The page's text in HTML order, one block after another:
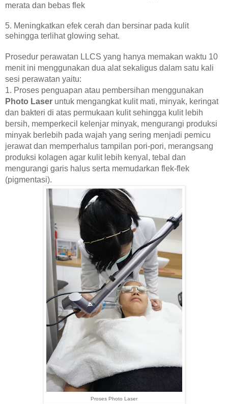
merata dan bebas flek
5. Meningkatkan efek cerah dan bersinar pada kulit
sehingga terlihat glowing sehat.
Prosedur perawatan LLCS yang hanya memakan waktu 10
menit ini menggunakan dua alat sekaligus dalam satu kali
sesi perawatan yaitu:
1. Proses penguapan atau pembersihan menggunakan
Photo Laser untuk mengangkat kulit mati, minyak, keringat
dan bakteri di atas permukaan kulit sehingga kulit lebih
bersih, memperkecil kelenjar minyak, mengurangi produksi
minyak berlebih pada wajah yang sering menjadi pemicu
jerawat dan memperhalus tampilan pori-pori, merangsang
produksi kolagen agar kulit lebih kenyal, tebal dan
mengurangi garis halus serta memudarkan flek-flek
(pigmentasi).
Proses Photo Laser